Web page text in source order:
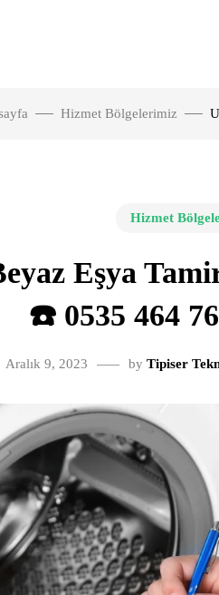
Hizmet Bölgelerimiz
Hizmet
Eşya
☎️ 0535 464
Aralık 9, 2023 by Tipiser